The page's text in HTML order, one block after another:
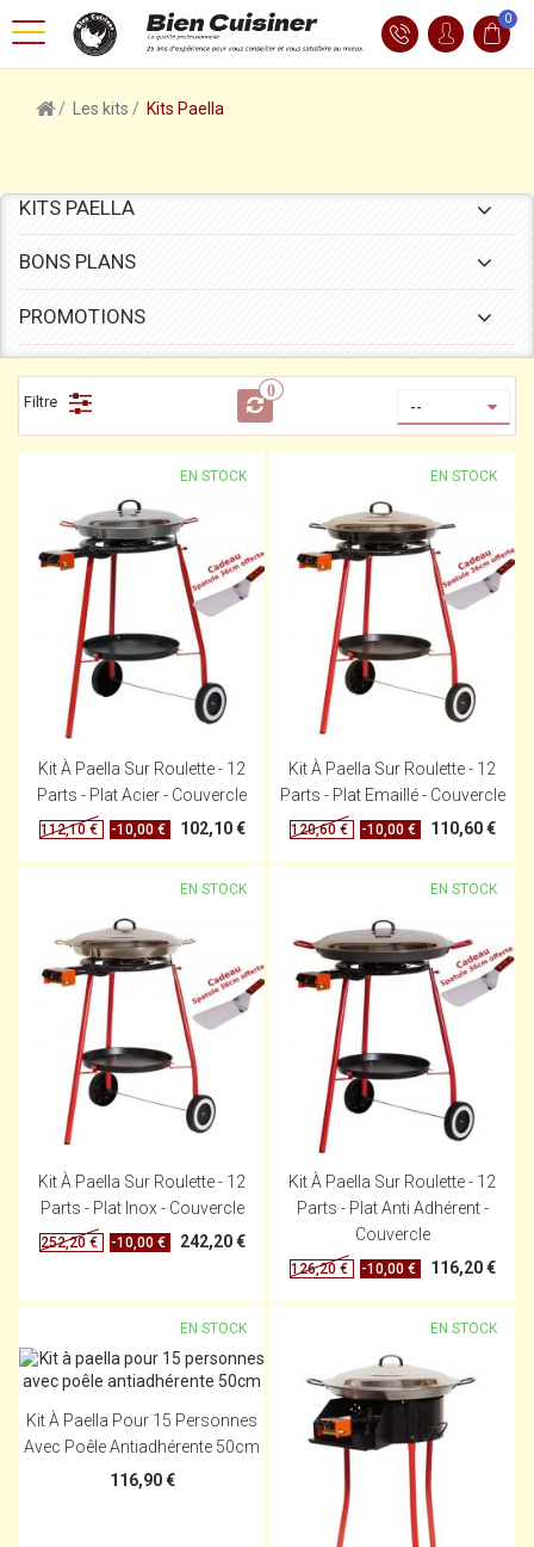
0
Les kits Kits Paella
KITS PAELLA
BONS PLANS
PROMOTIONS
Filtre
0
--
Kit À Paella Sur Roulette - 12
Parts - Plat Acier - Couvercle
EN STOCK
112,10 € -10,00 € 102,10 €
Kit À Paella Sur Roulette - 12
Parts - Plat Emaillé - Couvercle
EN STOCK
120,60 € -10,00 € 110,60 €
Kit À Paella Sur Roulette - 12
Parts - Plat Inox - Couvercle
EN STOCK
252,20 € -10,00 € 242,20 €
Kit À Paella Sur Roulette - 12
Parts - Plat Anti Adhérent -
Couvercle
EN STOCK
126,20 € -10,00 € 116,20 €
Kit À Paella Pour 15 Personnes
Avec Poêle Antiadhérente 50cm
EN STOCK
116,90 €
EN STOCK